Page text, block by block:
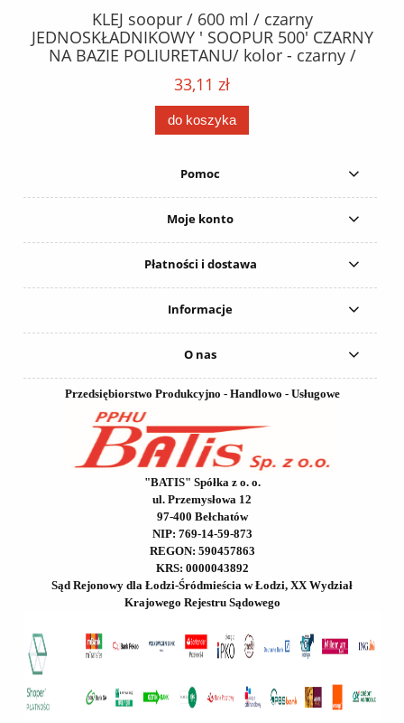
KLEJ soopur / 600 ml / czarny
JEDNOSKŁADNIKOWY ' SOOPUR 500' CZARNY
NA BAZIE POLIURETANU/ kolor - czarny /
karton 20 szt. / pistolet do kleju 307730 /
33,11 zł
do koszyka
Pomoc
Moje konto
Płatności i dostawa
Informacje
O nas
Przedsiębiorstwo Produkcyjno - Handlowo - Usługowe
"BATIS" Spółka z o. o.
ul. Przemysłowa 12
97-400 Bełchatów
NIP: 769-14-59-873
REGON: 590457863
KRS: 0000043892
Sąd Rejonowy dla Łodzi-Śródmieścia w Łodzi, XX Wydział
Krajowego Rejestru Sądowego